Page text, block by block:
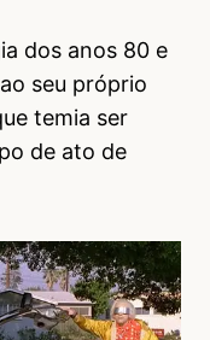
dos anos 80 e
seu próprio
temia ser
de ato de